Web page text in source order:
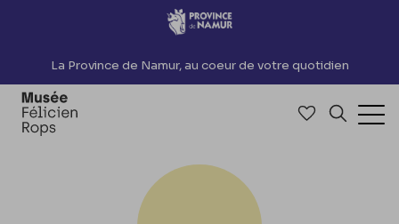
Accèder directement au contenu
La Province de Namur, au coeur de votre quotidien
Accéder à